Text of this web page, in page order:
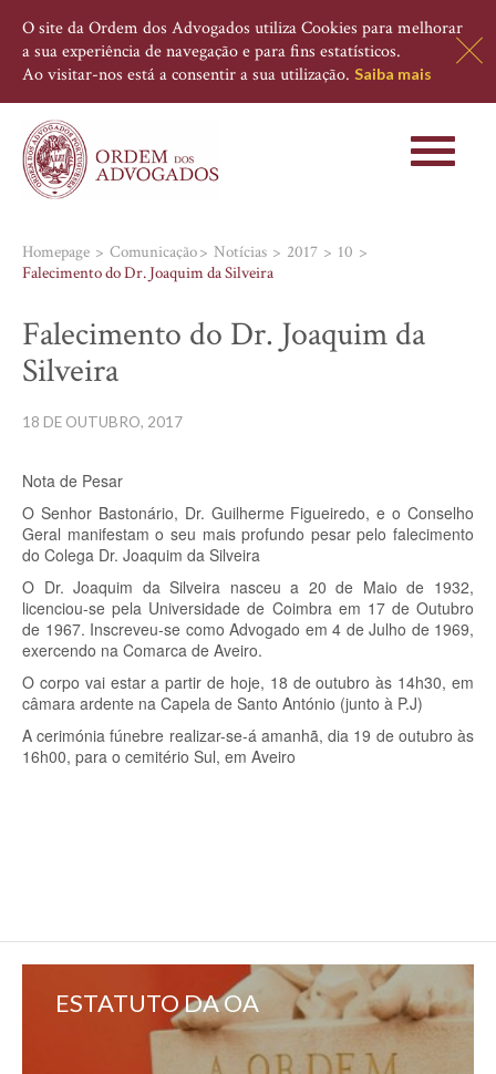
O site da Ordem dos Advogados utiliza Cookies para melhorar
a sua experiência de navegação e para fins estatísticos.
Ao visitar-nos está a consentir a sua utilização. Saiba mais
Toggle
Homepage Comunicação Notícias 2017
10
Falecimento do Dr. Joaquim da Silveira
Falecimento do Dr. Joaquim da
Silveira
18 DE OUTUBRO, 2017
Nota de Pesar
O Senhor Bastonário, Dr. Guilherme Figueiredo, e o Conselho
Geral manifestam o seu mais profundo pesar pelo falecimento
do Colega Dr. Joaquim da Silveira
O Dr. Joaquim da Silveira nasceu a 20 de Maio de 1932,
licenciou-se pela Universidade de Coimbra em 17 de Outubro
de 1967. Inscreveu-se como Advogado em 4 de Julho de 1969,
exercendo na Comarca de Aveiro.
O corpo vai estar a partir de hoje, 18 de outubro às 14h30, em
câmara ardente na Capela de Santo António (junto à P.J)
A cerimónia fúnebre realizar-se-á amanhã, dia 19 de outubro às
16h00, para o cemitério Sul, em Aveiro
ESTATUTO DA OA